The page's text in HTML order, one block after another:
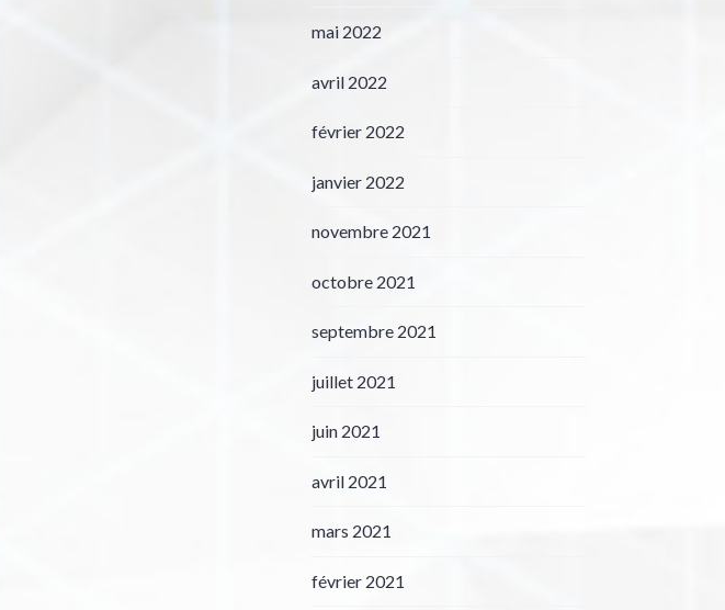
mai 2022
avril 2022
février 2022
janvier 2022
novembre 2021
octobre 2021
septembre 2021
juillet 2021
juin 2021
avril 2021
mars 2021
février 2021